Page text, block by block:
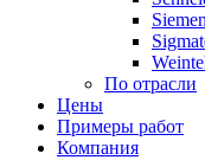
По отрасли
Цены
Примеры работ
Компания